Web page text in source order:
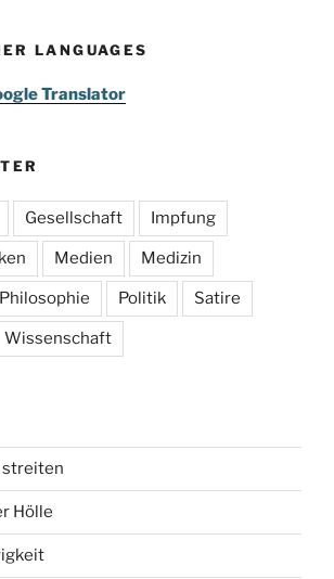
LANGUAGES
Translator
Gesellschaft Impfung
Medien Medizin
Philosophie Politik Satire
Wissenschaft
streiten
Hölle